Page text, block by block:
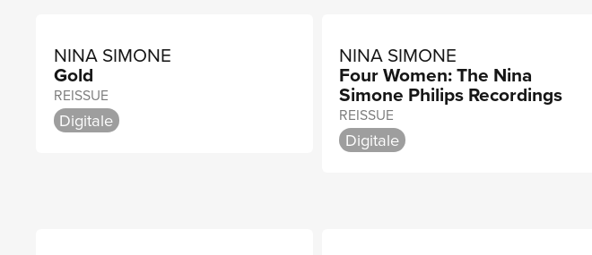
NINA SIMONE
Gold
REISSUE
Digitale
NINA SIMONE
Four Women: The Nina
Simone Philips Recordings
REISSUE
Digitale